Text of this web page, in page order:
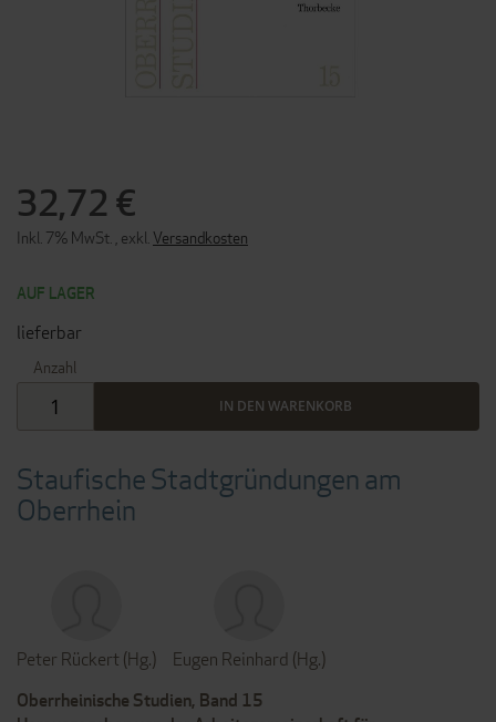
Staufische Stadtgründungen am
Oberrhein
Peter Rückert (Hg.)
Eugen Reinhard (Hg.)
Oberrheinische Studien, Band 15
32,72 €
Inkl. 7% MwSt. exkl. Versandkosten
AUF LAGER
lieferbar
Anzahl
IN DEN WARENKORB